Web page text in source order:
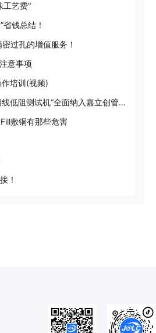
工艺费"
钱总结！
过孔的增值服务！
意事项
培训(视频)
引入军工质量管理体系：”过孔四线低阻测试机“全面纳入嘉立创管控体系
敷铜有那些危害
！